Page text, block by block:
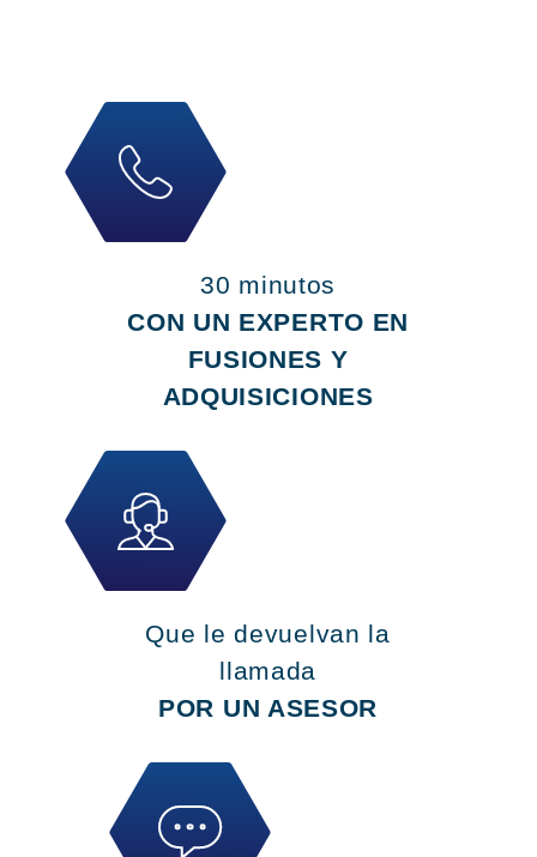
30 minutos
CON UN EXPERTO EN
FUSIONES Y
ADQUISICIONES
Que le devuelvan la
llamada
POR UN ASESOR